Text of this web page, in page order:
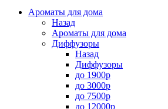
Ароматы для дома
Назад
Ароматы для дома
Диффузоры
Назад
Диффузоры
до 1900р
до 3000р
до 7500р
до 12000р